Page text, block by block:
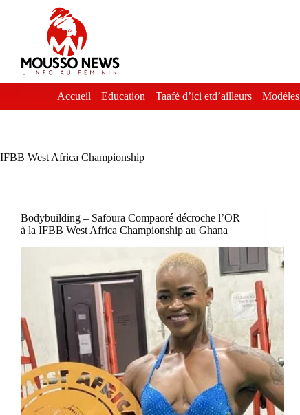
Accueil Education Taafé d’ici etd’ailleurs Modèles
IFBB West Africa Championship
Bodybuilding – Safoura Compaoré décroche l’OR
à la IFBB West Africa Championship au Ghana